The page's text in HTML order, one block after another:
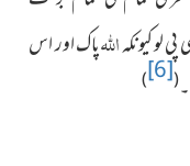
پی لو کیونکہاﷲپاک اور اس
(
[6]
)